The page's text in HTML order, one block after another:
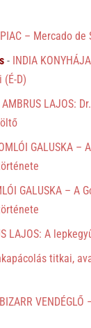
– Mercado de
- INDIA
D)
AMBRUS LAJOS:
GALUSKA –
GALUSKA – A
LAJOS: A
titkai,